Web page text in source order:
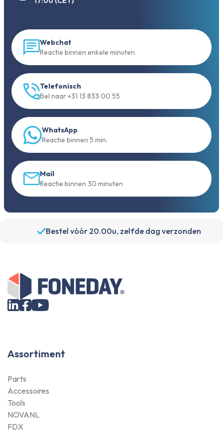
Webchat
Reactie binnen enkele minuten
Telefonisch
Bel naar +31 13 833 00 55
WhatsApp
Reactie binnen 5 min.
Mail
Reactie binnen 30 minuten
Premium kwaliteit
Assortiment
Parts
Accessoires
Tools
NOVANL
FDX